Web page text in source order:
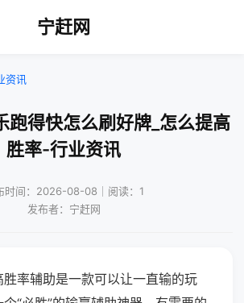
宁赶网
资讯
跑得快怎么刷好牌_怎么提高
胜率-行业资讯
时间：2026-08-08｜阅读：1
发布者：宁赶网
率辅助是一款可以让一直输的玩